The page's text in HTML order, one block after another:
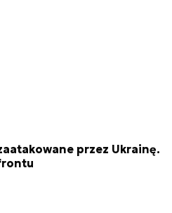
przez Ukrainę.